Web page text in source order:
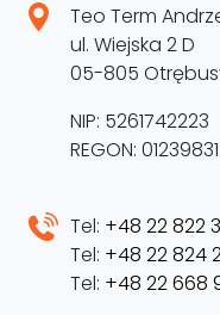
Teo Term
ul. Wiejska 2 D
05-805
NIP: 5261742223
REGON:
Tel: +48 22 822
Tel: +48 22 824
Tel: +48 22 668